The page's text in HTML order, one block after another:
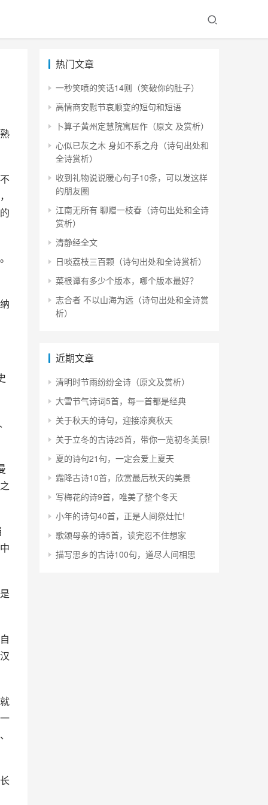
热门文章
一秒笑喷的笑话14则（笑破你的肚子）
高情商安慰节哀顺变的短句和短语
卜算子黄州定慧院寓居作（原文 及赏析）
心似已灰之木 身如不系之舟（诗句出处和
全诗赏析）
收到礼物说说暖心句子10条，可以发这样
的朋友圈
江南无所有 聊赠一枝春（诗句出处和全诗
赏析）
清静经全文
日啖荔枝三百颗（诗句出处和全诗赏析）
菜根谭有多少个版本，哪个版本最好？
志合者 不以山海为远（诗句出处和全诗赏
析）
近期文章
清明时节雨纷纷全诗（原文及赏析）
大雪节气诗词5首，每一首都是经典
关于秋天的诗句，迎接凉爽秋天
关于立冬的古诗25首，带你一览初冬美景!
夏的诗句21句，一定会爱上夏天
霜降古诗10首，欣赏最后秋天的美景
写梅花的诗9首，唯美了整个冬天
小年的诗句40首，正是人间祭灶忙!
歌颂母亲的诗5首，读完忍不住想家
描写思乡的古诗100句，道尽人间相思